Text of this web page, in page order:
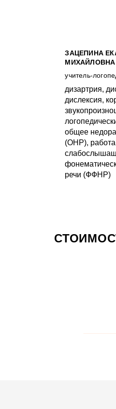
ЗАЦЕПИНА
МИХАЙЛОВНА
учитель-
дизартрия,
дислексия,
общее
(ОНР), работа
речи (ФФНР)